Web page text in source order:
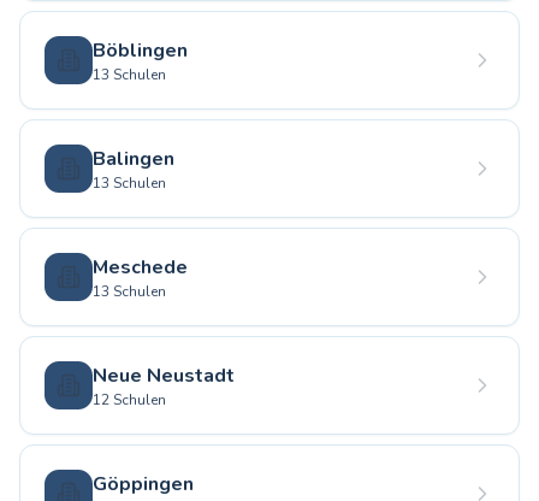
Böblingen
13 Schulen
Balingen
13 Schulen
Meschede
13 Schulen
Neue Neustadt
12 Schulen
Göppingen